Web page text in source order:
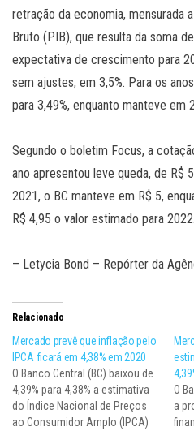
retração da economia, mensurada
Bruto (PIB), que resulta da soma
expectativa de crescimento para
sem ajustes, em 3,5%. Para os
para 3,49%, enquanto manteve em
Segundo o boletim Focus, a
ano apresentou leve queda, de R$
2021, o BC manteve em R$ 5,
R$ 4,95 o valor estimado para 2022.
– Letycia Bond – Repórter da
Relacionado
Mercado prevê que inflação pelo
IPCA ficará em 4,38% em 2020
O Banco Central (BC) baixou de
4,39% para 4,38% a estimativa
do Índice Nacional de Preços
ao Consumidor Amplo (IPCA)
O
a